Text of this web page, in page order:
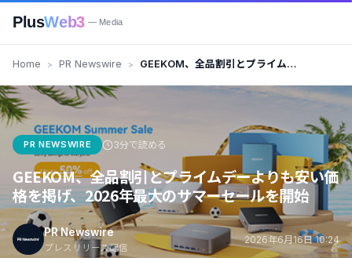
PlusWeb3 — Media
Home PR Newswire
GEEKOM、全品割引とプライムデ
年最大のサマーセールを開始
PR NEWSWIRE 3分で読める
GEEKOM、全品割引とプライムデーよりも安い価
格を掲げ、2026年最大のサマーセールを開始
PR Newswire
プレスリリース配信
2026年6月16日 10:24